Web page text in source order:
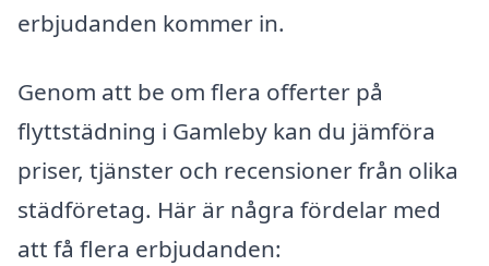
erbjudanden kommer in.
Genom att be om flera offerter på
flyttstädning i Gamleby kan du jämföra
priser, tjänster och recensioner från olika
städföretag. Här är några fördelar med
att få flera erbjudanden: